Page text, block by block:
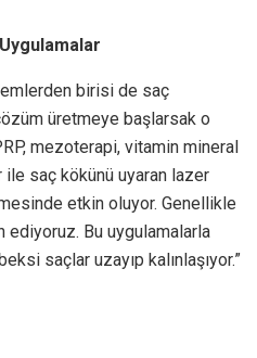
birisi de saç
üretmeye başlarsak o
mezoterapi, vitamin mineral
ile saç kökünü uyaran lazer
etkin oluyor. Genellikle
Bu uygulamalarla
saçlar uzayıp kalınlaşıyor.”